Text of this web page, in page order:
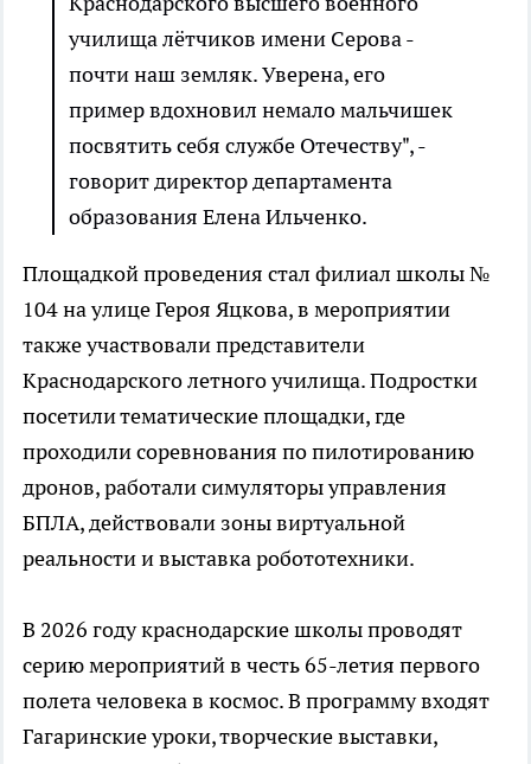
училища лётчиков имени Серова -
почти наш земляк. Уверена, его
пример вдохновил немало мальчишек
посвятить себя службе Отечеству", -
говорит директор департамента
образования Елена Ильченко.
Площадкой проведения стал филиал школы №
104 на улице Героя Яцкова, в мероприятии
также участвовали представители
Краснодарского летного училища. Подростки
посетили тематические площадки, где
проходили соревнования по пилотированию
дронов, работали симуляторы управления
БПЛА, действовали зоны виртуальной
реальности и выставка робототехники.
В 2026 году краснодарские школы проводят
серию мероприятий в честь 65-летия первого
полета человека в космос. В программу входят
Гагаринские уроки, творческие выставки,